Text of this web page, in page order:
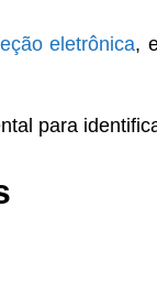
eletrônica,
para